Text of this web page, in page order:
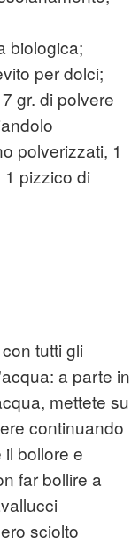
biologica;
per dolci;
gr. di polvere
polverizzati, 1
pizzico di
tutti gli
a parte in
mettete su
continuando
bollore e
far bollire a
sciolto